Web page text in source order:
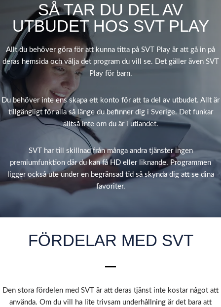
SÅ TAR DU DEL AV
UTBUDET HOS SVT PLAY
Allt du behöver göra för att kunna titta på SVT Play är att gå in på
deras hemsida och välja det program du vill se. Det gäller även SVT
Play för barn.
Du behöver inte ens skapa ett konto för att ta del av utbudet. Allt är
tillgängligt för alla så länge du befinner dig i Sverige. Det funkar
alltså inte om du är i utlandet.
SVT har till skillnad från många andra tjänster ingen
premiumfunktion där du kan få HD eller liknande. Programmen
ligger också ute under en begränsad tid så skynda dig att se dina
favoriter.
FÖRDELAR MED SVT
Den stora fördelen med SVT är att deras tjänst inte kostar något att
använda. Om du vill ha lite trivsam underhållning är det bara att